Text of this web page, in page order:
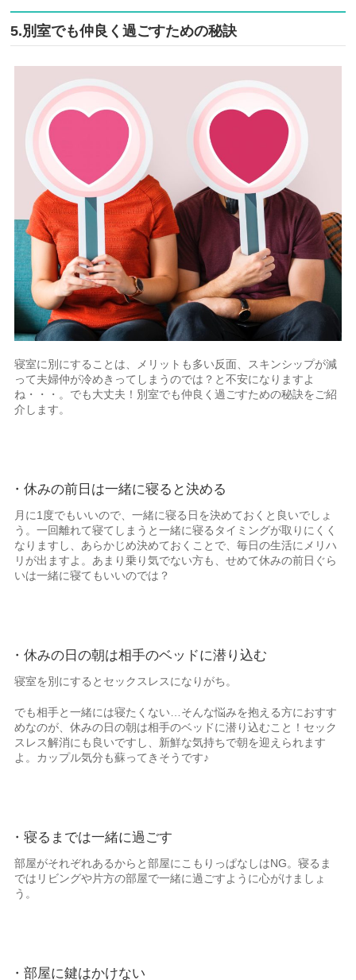
5.別室でも仲良く過ごすための秘訣
寝室に別にすることは、メリットも多い反面、スキンシップが減
って夫婦仲が冷めきってしまうのでは？と不安になりますよ
ね・・・。でも大丈夫！別室でも仲良く過ごすための秘訣をご紹
介します。
・休みの前日は一緒に寝ると決める
月に1度でもいいので、一緒に寝る日を決めておくと良いでしょ
う。一回離れて寝てしまうと一緒に寝るタイミングが取りにくく
なりますし、あらかじめ決めておくことで、毎日の生活にメリハ
リが出ますよ。あまり乗り気でない方も、せめて休みの前日ぐら
いは一緒に寝てもいいのでは？
・休みの日の朝は相手のベッドに潜り込む
寝室を別にするとセックスレスになりがち。
でも相手と一緒には寝たくない…そんな悩みを抱える方におすす
めなのが、休みの日の朝は相手のベッドに潜り込むこと！セック
スレス解消にも良いですし、新鮮な気持ちで朝を迎えられます
よ。カップル気分も蘇ってきそうです♪
・寝るまでは一緒に過ごす
部屋がそれぞれあるからと部屋にこもりっぱなしはNG。寝るま
ではリビングや片方の部屋で一緒に過ごすように心がけましょ
う。
・部屋に鍵はかけない